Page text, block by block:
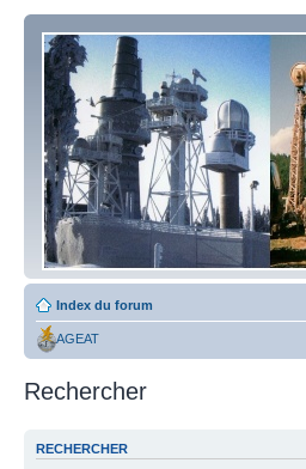
Index du forum
AGEAT
Rechercher
RECHERCHER